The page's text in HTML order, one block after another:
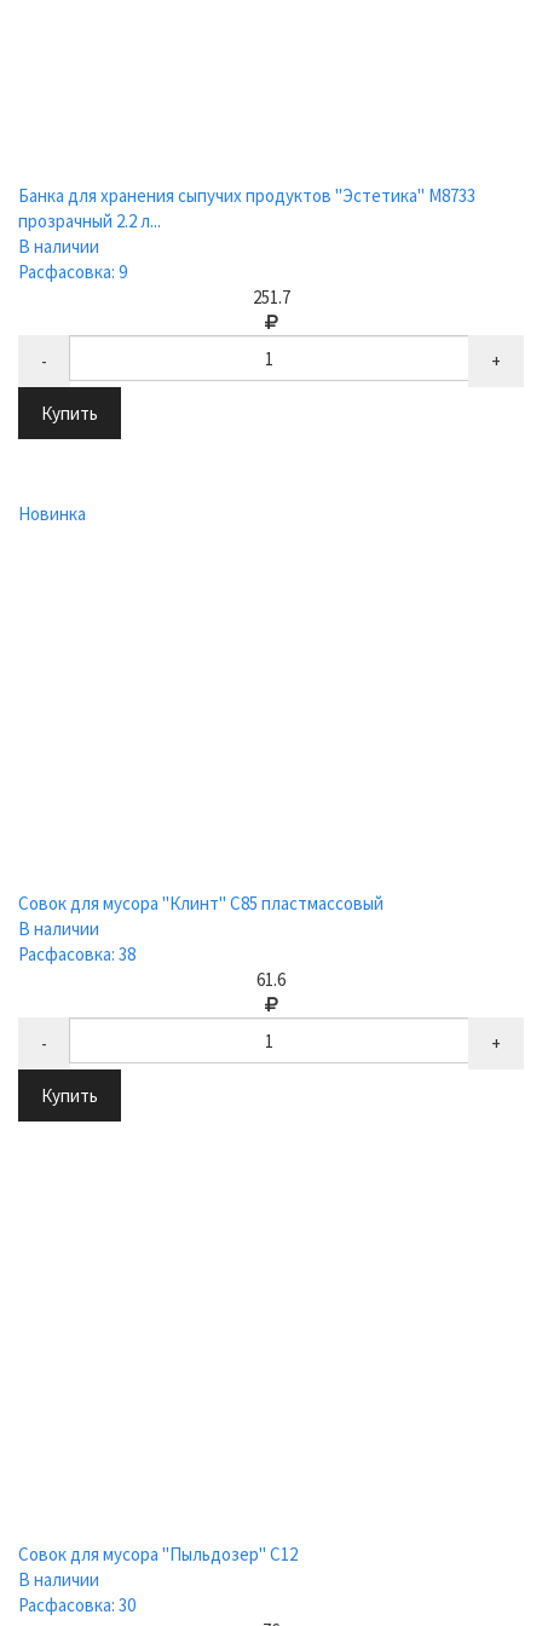
Банка для хранения сыпучих продуктов "Эстетика" М8733
прозрачный 2.2 л...
В наличии
Расфасовка: 9
251.7
- +
Купить
Новинка
Совок для мусора "Клинт" С85 пластмассовый
В наличии
Расфасовка: 38
61.6
- +
Купить
Совок для мусора "Пыльдозер" С12
В наличии
Расфасовка: 30